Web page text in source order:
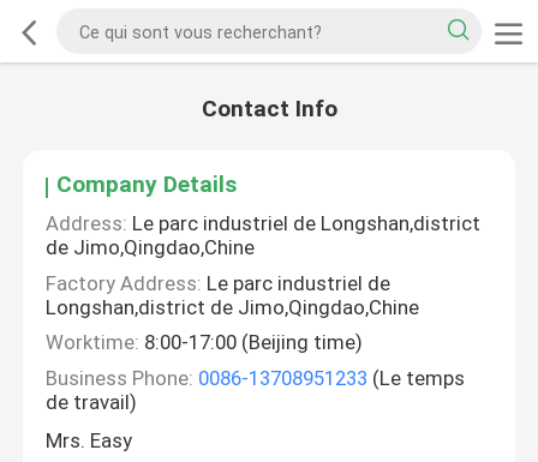
Contact Info
Company Details
Address: Le parc industriel de Longshan,district
de Jimo,Qingdao,Chine
Factory Address: Le parc industriel de
Longshan,district de Jimo,Qingdao,Chine
Worktime: 8:00-17:00 (Beijing time)
Business Phone: 0086-13708951233 (Le temps
de travail)
Mrs. Easy